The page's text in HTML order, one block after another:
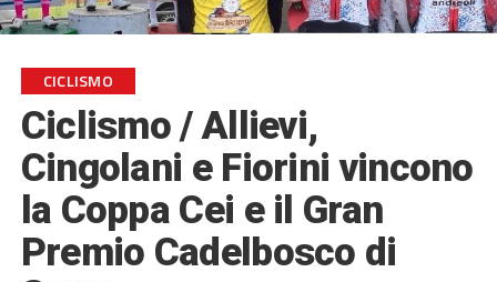
CICLISMO
Ciclismo / Allievi,
Cingolani e Fiorini vincono
la Coppa Cei e il Gran
Premio Cadelbosco di